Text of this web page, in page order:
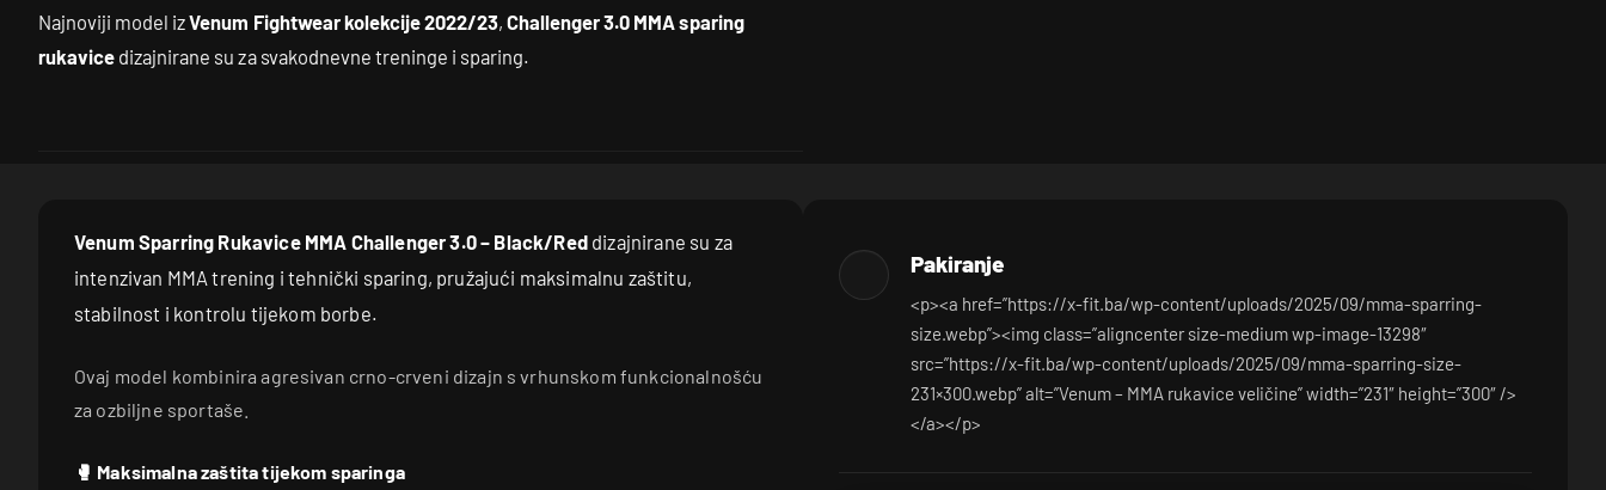
Najnoviji model izVenum Fightwear kolekcije 2022/23,Challenger 3.0 MMA sparing
rukavice dizajnirane su za svakodnevne treninge i sparing.
Venum Sparring Rukavice MMA Challenger 3.0 – Black/Reddizajnirane su za
intenzivan MMA trening i tehnički sparing, pružajući maksimalnu zaštitu,
stabilnost i kontrolu tijekom borbe.
Ovaj model kombinira agresivan crno-crveni dizajn s vrhunskom funkcionalnošću
za ozbiljne sportaše.
🥊 Maksimalna zaštita tijekom sparinga
Pakiranje
<p><a href=”https://x-fit.ba/wp-content/uploads/2025/09/mma-sparring-
size.webp”><img class=”aligncenter size-medium wp-image-13298″
src=”https://x-fit.ba/wp-content/uploads/2025/09/mma-sparring-size-
231×300.webp” alt=”Venum – MMA rukavice veličine” width=”231″ height=”300″ />
</a></p>